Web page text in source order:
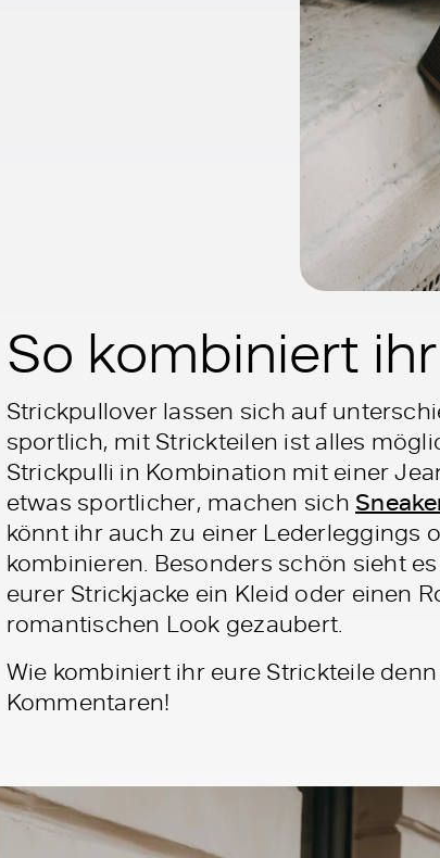
So kombiniert
Strickpullover lassen sich auf
sportlich, mit Strickteilen ist alles
Strickpulli in Kombination mit einer
etwas sportlicher, machen sich
könnt ihr auch zu einer Lederleggings
kombinieren. Besonders schön sieht
eurer Strickjacke ein Kleid oder einen
romantischen Look gezaubert.
Wie kombiniert ihr eure Strickteile
Kommentaren!